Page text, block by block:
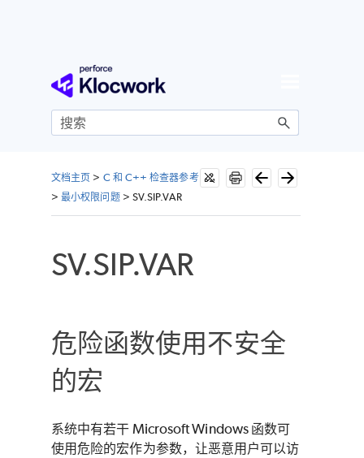
跳到主内容
文档主页 > C 和 C++ 检查器参考
>最小权限问题> SV.SIP.VAR
SV.SIP.VAR
危险函数使用不安全
的宏
系统中有若干 Microsoft Windows 函数可
使用危险的宏作为参数，让恶意用户可以访